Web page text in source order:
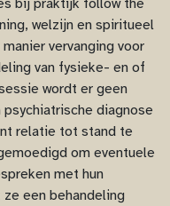
welzijn en spiritueel
vervanging voor
van fysieke- en of
wordt er geen
diagnose
relatie tot stand te
om eventuele
met hun
een behandeling